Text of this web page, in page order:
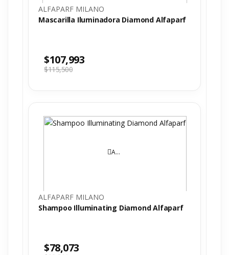
ALFAPARF MILANO
Mascarilla Iluminadora Diamond Alfaparf
$115,500
$107,993
AÑADIR AL CARRITO
ALFAPARF MILANO
Shampoo Illuminating Diamond Alfaparf
$78,073